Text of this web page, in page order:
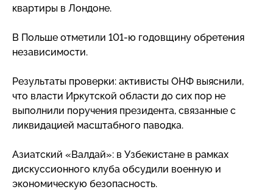
квартиры в Лондоне.
В Польше отметили 101-ю годовщину обретения
независимости.
Результаты проверки: активисты ОНФ выяснили,
что власти Иркутской области до сих пор не
выполнили поручения президента, связанные с
ликвидацией масштабного паводка.
Азиатский «Валдай»: в Узбекистане в рамках
дискуссионного клуба обсудили военную и
экономическую безопасность.